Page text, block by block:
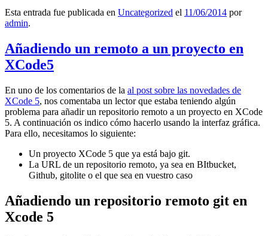
Esta entrada fue publicada en Uncategorized el 11/06/2014 por
admin.
Añadiendo un remoto a un proyecto en
XCode5
En uno de los comentarios de la al post sobre las novedades de
XCode 5, nos comentaba un lector que estaba teniendo algún
problema para añadir un repositorio remoto a un proyecto en XCode
5. A continuación os indico cómo hacerlo usando la interfaz gráfica.
Para ello, necesitamos lo siguiente:
Un proyecto XCode 5 que ya está bajo git.
La URL de un repositorio remoto, ya sea en BItbucket,
Github, gitolite o el que sea en vuestro caso
Añadiendo un repositorio remoto git en
Xcode 5